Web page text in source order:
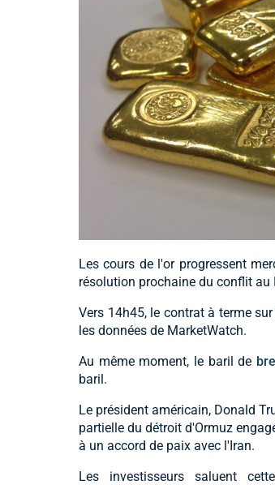
Les cours de l'or progressent
résolution prochaine du conflit au
Vers 14h45, le contrat à terme
les données de MarketWatch.
Au même moment, le baril de
baril.
Le président américain, Donald
partielle du détroit d'Ormuz
à un accord de paix avec l'Iran.
Les investisseurs saluent